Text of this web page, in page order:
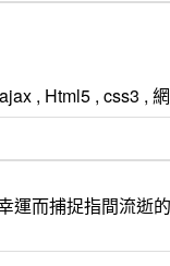
, Html5 , css3 ,
運而捕捉指間流逝